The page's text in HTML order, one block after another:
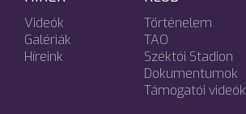
Videók
Galériák
Híreink
Történelem
TAO
Széktói Stadion
Dokumentumok
Támogatói videók